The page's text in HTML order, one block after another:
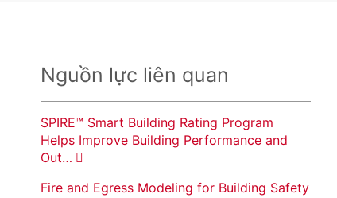
Nguồn lực liên quan
SPIRE™ Smart Building Rating Program
Helps Improve Building Performance and
Out…
Fire and Egress Modeling for Building Safety